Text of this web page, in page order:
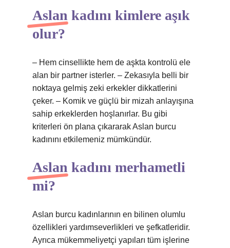
Aslan kadını kimlere aşık
olur?
– Hem cinsellikte hem de aşkta kontrolü ele
alan bir partner isterler. – Zekasıyla belli bir
noktaya gelmiş zeki erkekler dikkatlerini
çeker. – Komik ve güçlü bir mizah anlayışına
sahip erkeklerden hoşlanırlar. Bu gibi
kriterleri ön plana çıkararak Aslan burcu
kadınını etkilemeniz mümkündür.
Aslan kadını merhametli
mi?
Aslan burcu kadınlarının en bilinen olumlu
özellikleri yardımseverlikleri ve şefkatleridir.
Ayrıca mükemmeliyetçi yapıları tüm işlerine